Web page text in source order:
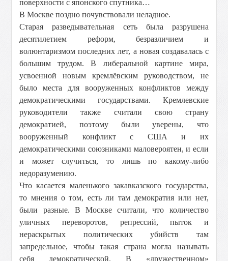
поверхности с японского спутника…
В Москве поздно почувствовали неладное.
Старая разведывательная сеть была разрушена
десятилетием реформ, безразличием и
волюнтаризмом последних лет, а новая создавалась с
большим трудом. В либеральной картине мира,
усвоенной новым кремлёвским руководством, не
было места для вооруженных конфликтов между
демократическими государствами. Кремлевские
руководители также считали свою страну
демократией, поэтому были уверены, что
вооруженный конфликт с США и их
демократическими союзниками маловероятен, и если
и может случиться, то лишь по какому-либо
недоразумению.
Что касается маленького закавказского государства,
то мнения о том, есть ли там демократия или нет,
были разные. В Москве считали, что количество
уличных переворотов, репрессий, пыток и
нераскрытых политических убийств там
запредельное, чтобы такая страна могла называть
себя демократической. В «дружественном»